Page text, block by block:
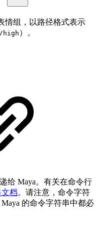
情组，以路径格式表示
）。
给 Maya。有关在命令行
档。请注意，命令字符
的命令字符串中都必